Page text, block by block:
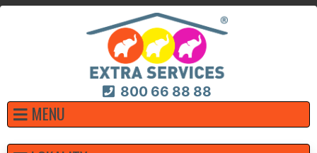
800 66 88 88
MENU